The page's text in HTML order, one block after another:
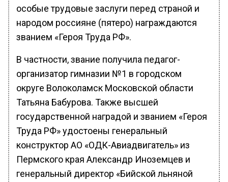
особые трудовые заслуги перед страной и
народом россияне (пятеро) награждаются
званием «Героя Труда РФ».
В частности, звание получила педагог-
организатор гимназии №1 в городском
округе Волоколамск Московской области
Татьяна Бабурова. Также высшей
государственной наградой и званием «Героя
Труда РФ» удостоены генеральный
конструктор АО «ОДК-Авиадвигатель» из
Пермского края Александр Иноземцев и
генеральный директор «Бийской льняной